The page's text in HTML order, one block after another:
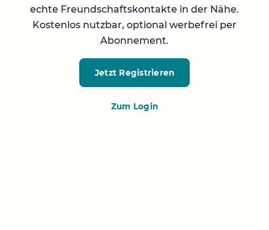
echte Freundschaftskontakte in der Nähe.
Kostenlos nutzbar, optional werbefrei per
Abonnement.
Jetzt Registrieren
Zum Login